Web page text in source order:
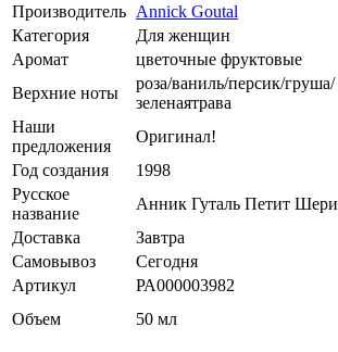
Производитель Annick Goutal
Категория
Для женщин
Аромат
цветочные фруктовые
Верхние ноты
роза/ваниль/персик/груша/
зеленаятрава
Наши
предложения
Оригинал!
Год создания
1998
Русское
название
Анник Гуталь Петит Шери
Доставка
Завтра
Самовывоз
Сегодня
Артикул
РА000003982
Объем
50 мл